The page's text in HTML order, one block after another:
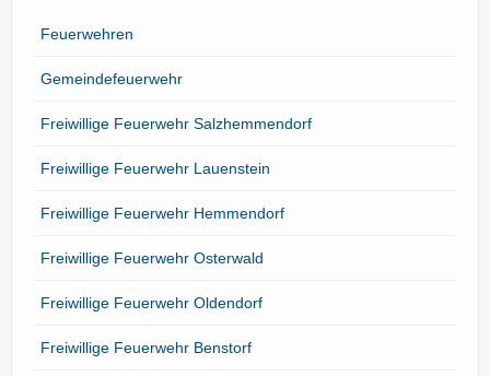
Feuerwehren
Gemeindefeuerwehr
Freiwillige Feuerwehr Salzhemmendorf
Freiwillige Feuerwehr Lauenstein
Freiwillige Feuerwehr Hemmendorf
Freiwillige Feuerwehr Osterwald
Freiwillige Feuerwehr Oldendorf
Freiwillige Feuerwehr Benstorf